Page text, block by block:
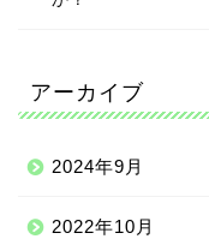
アーカイブ
2024年9月
2022年10月